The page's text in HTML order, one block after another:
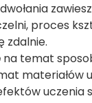
proces
zdalnie.
na temat
materiałów
uczenia